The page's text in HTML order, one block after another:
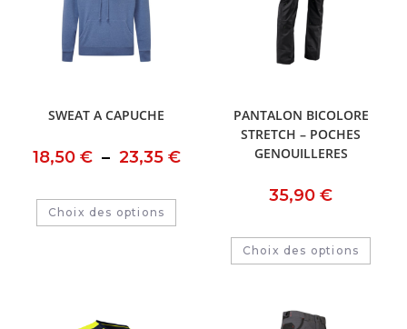
SWEAT A CAPUCHE
18,50 € – 23,35 €
Choix des options
PANTALON BICOLORE
STRETCH – POCHES
GENOUILLERES
35,90 €
Choix des options